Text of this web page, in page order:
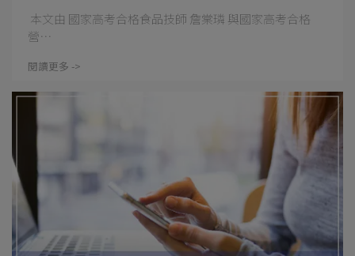
本文由 國家高考合格食品技師 詹棠璘 與國家高考合格
營⋯
閱讀更多 ->